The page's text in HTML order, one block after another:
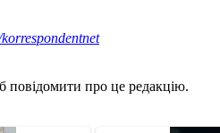
повідомити про це редакцію.